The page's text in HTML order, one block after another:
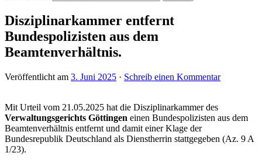
Disziplinarkammer entfernt
Bundespolizisten aus dem
Beamtenverhältnis.
Veröffentlicht am 3. Juni 2025 · Schreib einen Kommentar
Mit Urteil vom 21.05.2025 hat die Disziplinarkammer des
Verwaltungsgerichts Göttingen einen Bundespolizisten aus dem
Beamtenverhältnis entfernt und damit einer Klage der
Bundesrepublik Deutschland als Dienstherrin stattgegeben (Az. 9 A
1/23).